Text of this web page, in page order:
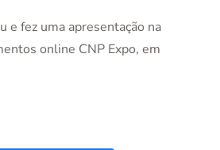
e fez uma apresentação na
online CNP Expo, em